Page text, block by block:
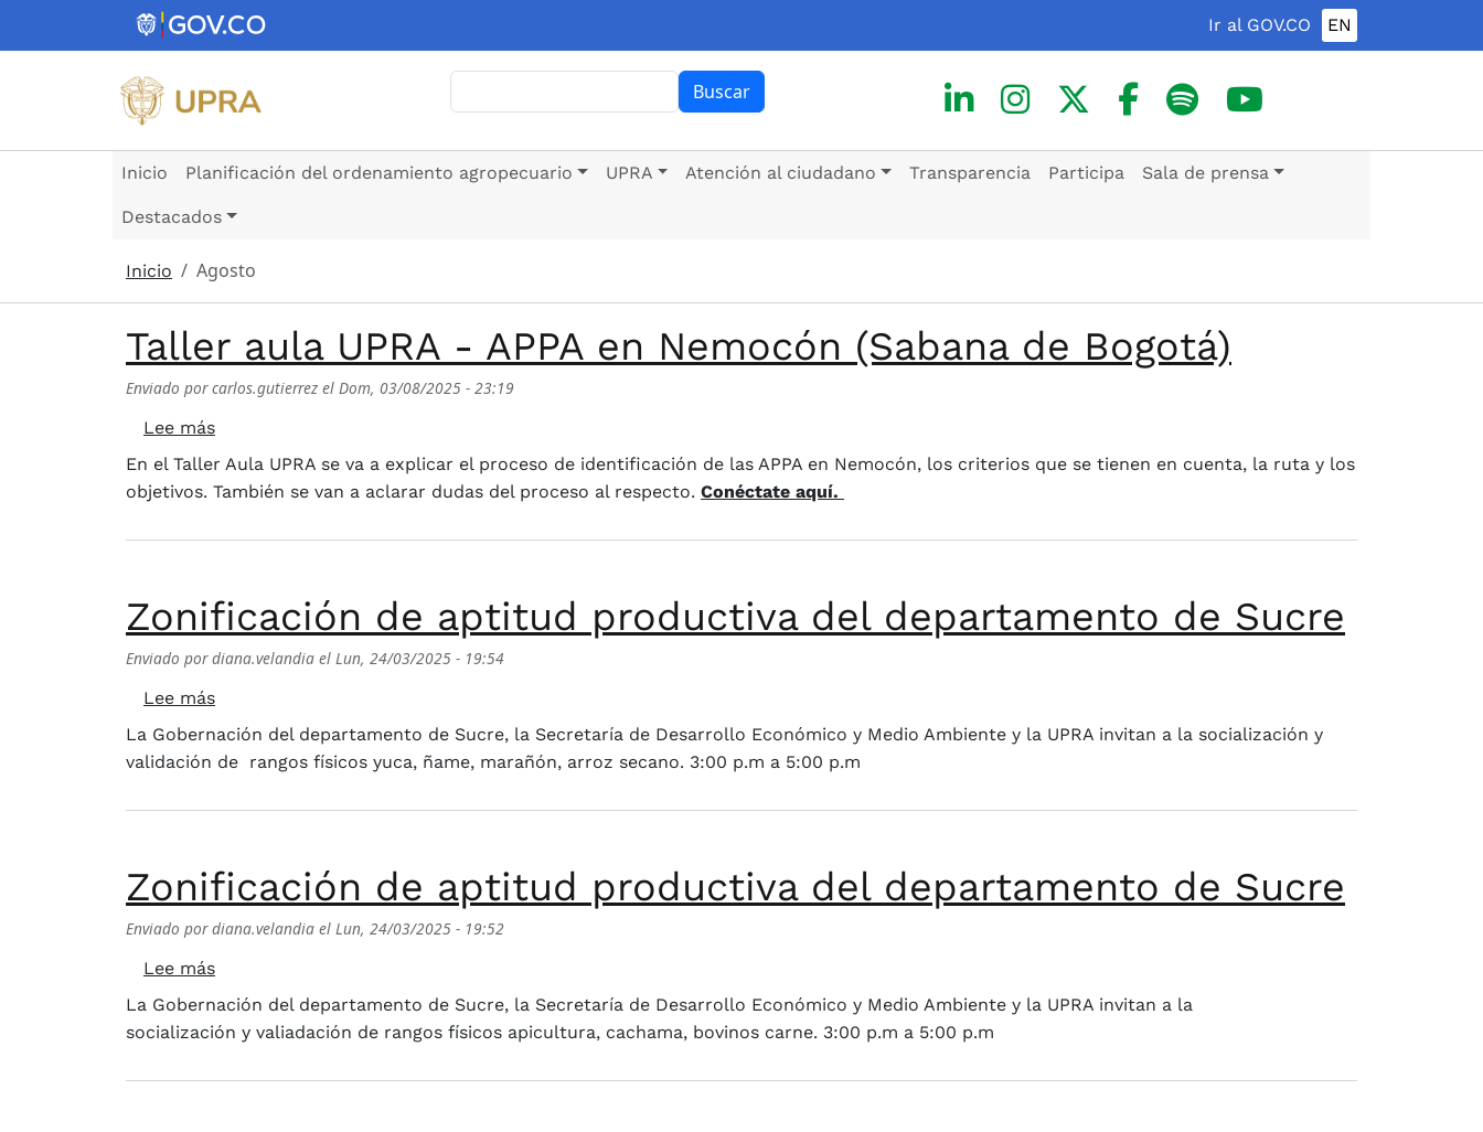
Pasar al contenido principal
Ir al GOV.CO EN
Buscar
Inicio Planificación del ordenamiento agropecuario UPRA Atención al ciudadano Transparencia Participa Sala de prensa
Destacados
Inicio Agosto
Taller aula UPRA - APPA en Nemocón (Sabana de Bogotá)
Enviado porcarlos.gutierrez el Dom, 03/08/2025 - 23:19
Lee mássobre Taller aula UPRA - APPA en Nemocón (Sabana de Bogotá)
En el Taller Aula UPRA se va a explicar el proceso de identificación de las APPA en Nemocón, los criterios que se tienen en cuenta, la ruta y los
objetivos. También se van a aclarar dudas del proceso al respecto. Conéctate aquí.
Zonificación de aptitud productiva del departamento de Sucre
Enviado pordiana.velandia el Lun, 24/03/2025 - 19:54
Lee mássobre Zonificación de aptitud productiva del departamento de Sucre
La Gobernación del departamento de Sucre, la Secretaría de Desarrollo Económico y Medio Ambiente y la UPRA invitan a la socialización y
validación de rangos físicos yuca, ñame, marañón, arroz secano. 3:00 p.m a 5:00 p.m
Zonificación de aptitud productiva del departamento de Sucre
Enviado pordiana.velandia el Lun, 24/03/2025 - 19:52
Lee mássobre Zonificación de aptitud productiva del departamento de Sucre
La Gobernación del departamento de Sucre, la Secretaría de Desarrollo Económico y Medio Ambiente y la UPRA invitan a la
socialización y valiadación de rangos físicos apicultura, cachama, bovinos carne. 3:00 p.m a 5:00 p.m